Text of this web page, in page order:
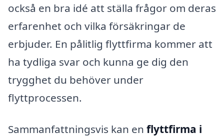
också en bra idé att ställa frågor om deras
erfarenhet och vilka försäkringar de
erbjuder. En pålitlig flyttfirma kommer att
ha tydliga svar och kunna ge dig den
trygghet du behöver under
flyttprocessen.
Sammanfattningsvis kan en flyttfirma i